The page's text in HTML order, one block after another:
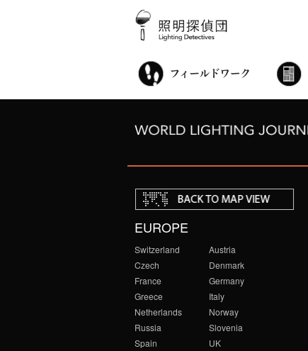
EUROPE
Switzerland
Austria
Czech
Denmark
France
Germany
Greece
Italy
Netherlands
Norway
Russia
Slovenia
Spain
UK